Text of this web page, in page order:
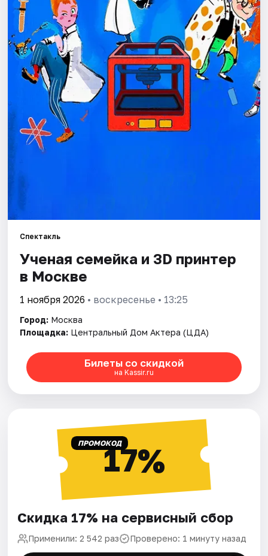
Города
Площадки
Артисты
Рейтинги
Спектакль
Ученая семейка и 3D принтер
в Москве
1 ноября 2026 • воскресенье • 13:25
Город: Москва
Площадка: Центральный Дом Актера (ЦДА)
Билеты со скидкой
на Kassir.ru
ПРОМОКОД17%
Скидка 17% на сервисный сбор
Применили: 2 542 раз Проверено: 1 минуту назад